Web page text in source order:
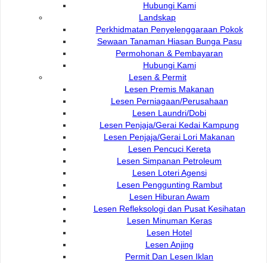
Hubungi Kami
Landskap
Perkhidmatan Penyelenggaraan Pokok
Sewaan Tanaman Hiasan Bunga Pasu
Permohonan & Pembayaran
Hubungi Kami
Lesen & Permit
Lesen Premis Makanan
Lesen Perniagaan/Perusahaan
Lesen Laundri/Dobi
Lesen Penjaja/Gerai Kedai Kampung
Lesen Penjaja/Gerai Lori Makanan
Lesen Pencuci Kereta
Lesen Simpanan Petroleum
Lesen Loteri Agensi
Lesen Penggunting Rambut
Lesen Hiburan Awam
Lesen Refleksologi dan Pusat Kesihatan
Lesen Minuman Keras
Lesen Hotel
Lesen Anjing
Permit Dan Lesen Iklan
Maggie anak Tomeng
Timbalan Pengarah Jabatan
Perkhidmatan Pembangunan Dan
Lanskap
082-512200
Timbalan Pengarah RES
Hubungi
Perkhidmatan Kawalselia
082-446414